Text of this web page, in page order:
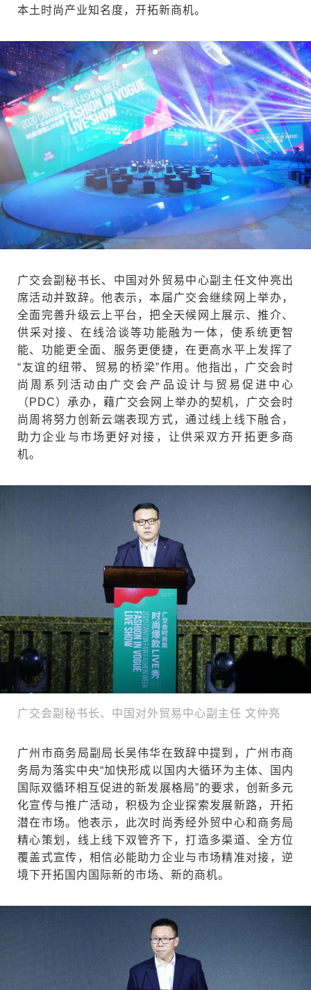
本土时尚产业知名度，开拓新商机。
广交会副秘书长、中国对外贸易中心副主任文仲亮出
席活动并致辞。他表示，本届广交会继续网上举办，
全面完善升级云上平台，把全天候网上展示、推介、
供采对接、在线洽谈等功能融为一体，使系统更智
能、功能更全面、服务更便捷，在更高水平上发挥了
“友谊的纽带、贸易的桥梁”作用。他指出，广交会时
尚周系列活动由广交会产品设计与贸易促进中心
（PDC）承办，藉广交会网上举办的契机，广交会时
尚周将努力创新云端表现方式，通过线上线下融合，
助力企业与市场更好对接，让供采双方开拓更多商
机。
广交会副秘书长、中国对外贸易中心副主任 文仲亮
广州市商务局副局长吴伟华在致辞中提到，广州市商
务局为落实中央“加快形成以国内大循环为主体、国内
国际双循环相互促进的新发展格局”的要求，创新多元
化宣传与推广活动，积极为企业探索发展新路，开拓
潜在市场。他表示，此次时尚秀经外贸中心和商务局
精心策划，线上线下双管齐下，打造多渠道、全方位
覆盖式宣传，相信必能助力企业与市场精准对接，逆
境下开拓国内国际新的市场、新的商机。